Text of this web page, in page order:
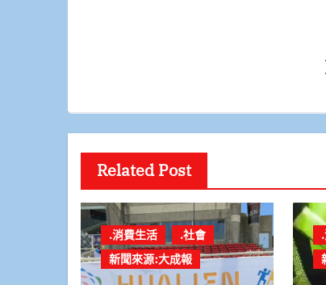
Related Post
.消費生活
.社會
新聞來源:大成報